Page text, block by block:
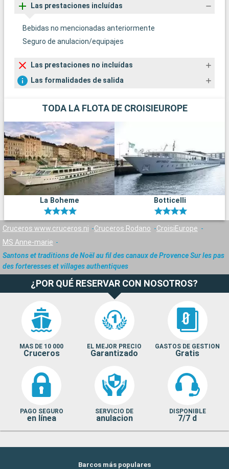
Las prestaciones incluídas
Bebidas no mencionadas anteriormente
Seguro de anulacion/equipajes
Las prestaciones no incluídas
Las formalidades de salida
TODA LA FLOTA DE CROISIEUROPE
La Boheme Botticelli
Cruceros www.cruceros.ni Cruceros Rodano
CroisiEurope
MS Anne-marie
Santons et traditions de Noël au fil des canaux de Provence Sur les pas
des forteresses et villages authentiques
¿POR QUÉ RESERVAR CON NOSOTROS?
MAS DE 10 000
Cruceros
EL MEJOR PRECIO
Garantizado
GASTOS DE GESTION
Gratis
PAGO SEGURO
en línea
SERVICIO DE
anulacion
DISPONIBLE
7/7 d
Barcos más populares